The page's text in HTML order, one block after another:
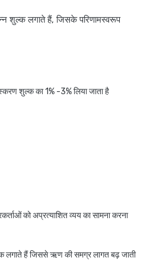
शुल्क लगाते हैं, जिसके परिणामस्वरूप
शुल्क का 1% -3% लिया जाता है
को अप्रत्याशित व्यय का सामना करना
हैं जिससे ऋण की समग्र लागत बढ़ जाती